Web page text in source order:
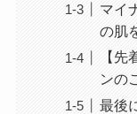
マイ
の肌
【
ンの
最後